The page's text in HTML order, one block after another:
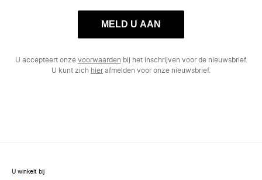
MELD U AAN
U accepteert onze voorwaarden bij het inschrijven voor de nieuwsbrief.
U kunt zich hierafmelden voor onze nieuwsbrief.
U winkelt bij